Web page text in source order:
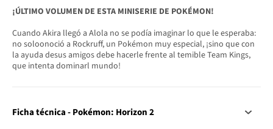
¡ÚLTIMO VOLUMEN DE ESTA MINISERIE DE POKÉMON!
Cuando Akira llegó a Alola no se podía imaginar lo que le esperaba:
no soloonoció a Rockruff, un Pokémon muy especial, ¡sino que con
la ayuda desus amigos debe hacerle frente al temible Team Kings,
que intenta dominarl mundo!
Ficha técnica - Pokémon: Horizon 2